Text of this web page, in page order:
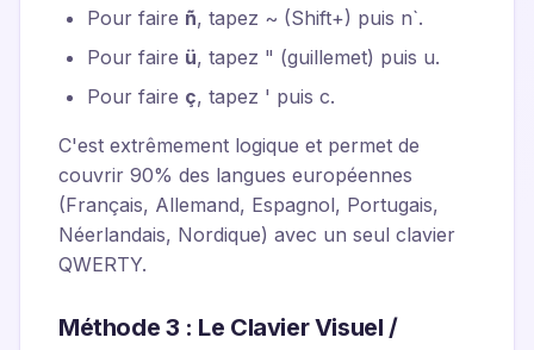
Pour faire ñ, tapez ~ (Shift+) puis n`.
Pour faire ü, tapez " (guillemet) puis u.
Pour faire ç, tapez ' puis c.
C'est extrêmement logique et permet de
couvrir 90% des langues européennes
(Français, Allemand, Espagnol, Portugais,
Néerlandais, Nordique) avec un seul clavier
QWERTY.
Méthode 3 : Le Clavier Visuel /